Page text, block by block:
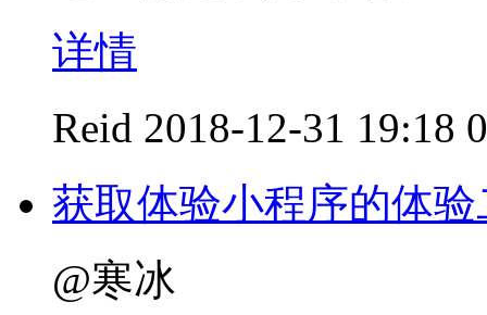
详情
Reid 2018-12-31 19:18
获取体验小程序的体
@寒冰